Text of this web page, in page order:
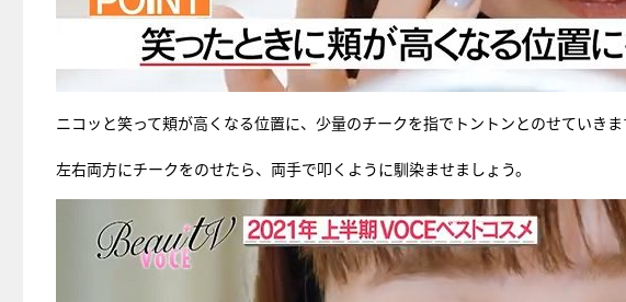
ニコッと笑って頬が高くなる位置に、少量のチークを指でトントンとのせていきま
左右両方にチークをのせたら、両手で叩くように馴染ませましょう。